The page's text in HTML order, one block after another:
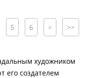
5 6 > >>
художником
его создателем